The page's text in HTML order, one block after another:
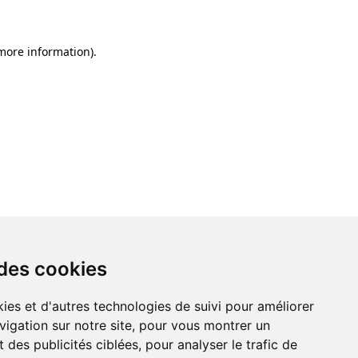
cookies
et d'autres technologies de suivi pour améliorer
sur notre site, pour vous montrer un
des publicités ciblées, pour analyser le trafic de
information).